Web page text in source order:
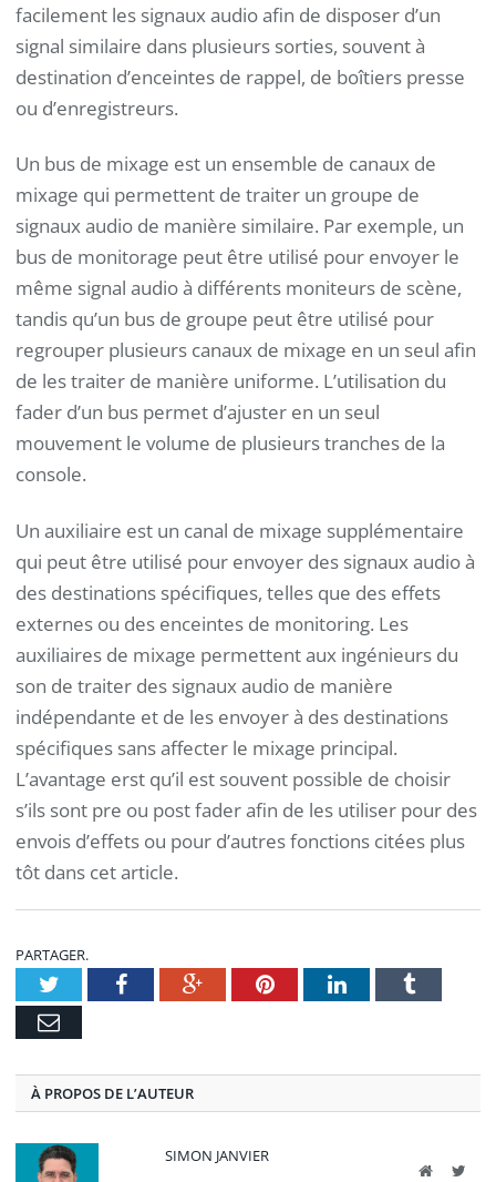
facilement les signaux audio afin de disposer d’un
signal similaire dans plusieurs sorties, souvent à
destination d’enceintes de rappel, de boîtiers presse
ou d’enregistreurs.
Un bus de mixage est un ensemble de canaux de
mixage qui permettent de traiter un groupe de
signaux audio de manière similaire. Par exemple, un
bus de monitorage peut être utilisé pour envoyer le
même signal audio à différents moniteurs de scène,
tandis qu’un bus de groupe peut être utilisé pour
regrouper plusieurs canaux de mixage en un seul afin
de les traiter de manière uniforme. L’utilisation du
fader d’un bus permet d’ajuster en un seul
mouvement le volume de plusieurs tranches de la
console.
Un auxiliaire est un canal de mixage supplémentaire
qui peut être utilisé pour envoyer des signaux audio à
des destinations spécifiques, telles que des effets
externes ou des enceintes de monitoring. Les
auxiliaires de mixage permettent aux ingénieurs du
son de traiter des signaux audio de manière
indépendante et de les envoyer à des destinations
spécifiques sans affecter le mixage principal.
L’avantage erst qu’il est souvent possible de choisir
s’ils sont pre ou post fader afin de les utiliser pour des
envois d’effets ou pour d’autres fonctions citées plus
tôt dans cet article.
PARTAGER.
TwitterFacebookGoogle+PinterestLinkedInTumblr
E-
À PROPOS DE L’AUTEUR
SIMON JANVIER
Site